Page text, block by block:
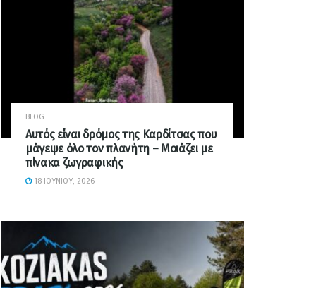
BLOG
Αυτός είναι δρόμος της Καρδίτσας που
μάγεψε όλο τον πλανήτη – Μοιάζει με
πίνακα ζωγραφικής
18 ΙΟΥΝΊΟΥ, 2026